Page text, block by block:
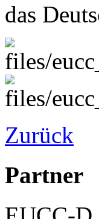
das
Zurück
Partner